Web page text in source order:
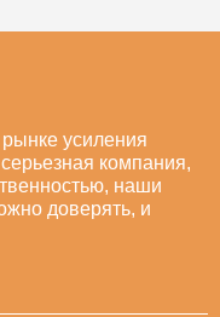
усиления
компания,
наши
доверять, и